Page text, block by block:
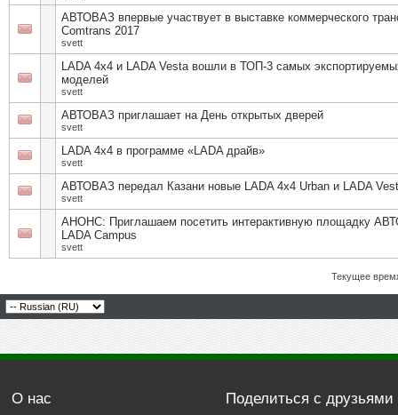
АВТОВАЗ впервые участвует в выставке коммерческого
Comtrans 2017
svett
LADA 4х4 и LADA Vesta вошли в ТОП-3 самых
моделей
svett
АВТОВАЗ приглашает на День открытых дверей
svett
LADA 4х4 в программе «LADA драйв»
svett
АВТОВАЗ передал Казани новые LADA 4х4 Urban и LADA
svett
АНОНС: Приглашаем посетить интерактивную площадку
LADA Campus
svett
Текущее
О нас Поделиться с друзьями